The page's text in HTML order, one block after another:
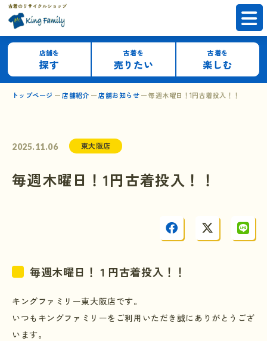
店舗を
探す
古着を
売りたい
古着を
楽しむ
トップページ 店舗紹介 店舗お知らせ 毎週木曜日！1円古着投入！！
2025.11.06 東大阪店
毎週木曜日！1円古着投入！！
毎週木曜日！１円古着投入！！
キングファミリー東大阪店です。
いつもキングファミリーをご利用いただき誠にありがとうござ
います。